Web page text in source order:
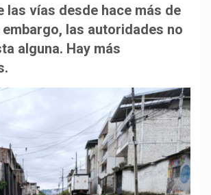
e
g
y
L
i
p
a
las vías desde hace más de
embargo, las autoridades no
alguna. Hay más